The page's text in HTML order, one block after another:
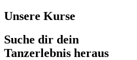
Unsere Kurse
Suche dir dein
Tanzerlebnis heraus